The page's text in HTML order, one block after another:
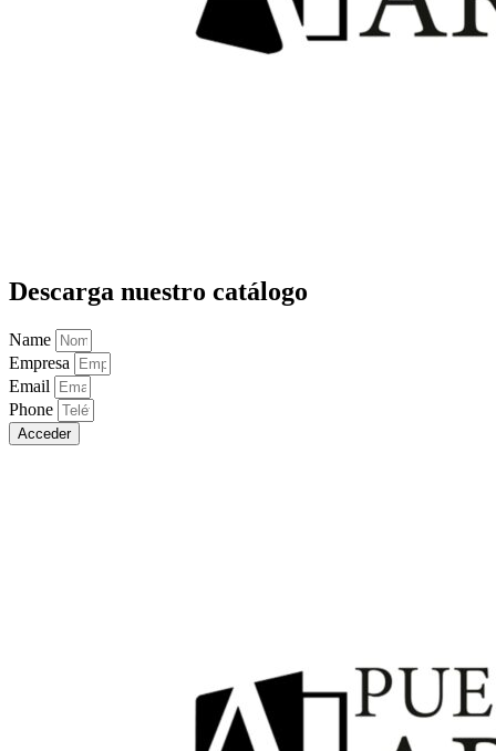
Descarga nuestro catálogo
Name
Empresa
Email
Phone
Acceder